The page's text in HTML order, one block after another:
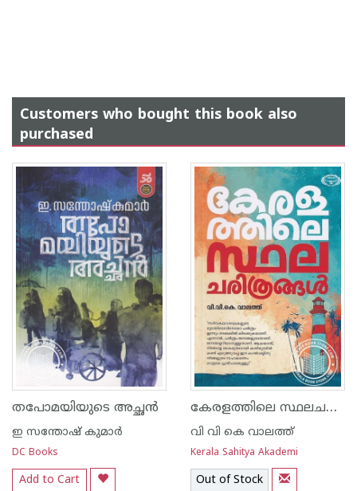
Customers who bought this book also
purchased
തപോമയിയുടെ അച്ഛൻ
ഇ സന്തോഷ് കുമാര്‍
DC Books
Add to Cart
കേരളത്തിലെ സ്ഥലചരിത്രങ്ങൾ
വി വി കെ വാലത്ത്
Kerala Sahitya Akademi
Out of Stock